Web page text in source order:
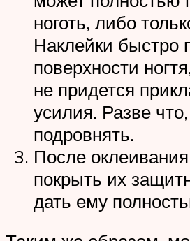
ноготь, либо
Наклейки быстро
поверхности
не придется
усилия. Разве
подровнять.
После
покрыть их
дать ему